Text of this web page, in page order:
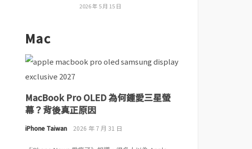
2026 年 5 月 15 日
Mac
MacBook Pro OLED 為何鍾愛三星螢
幕？背後真正原因
iPhone Taiwan 2026 年 7 月 31 日